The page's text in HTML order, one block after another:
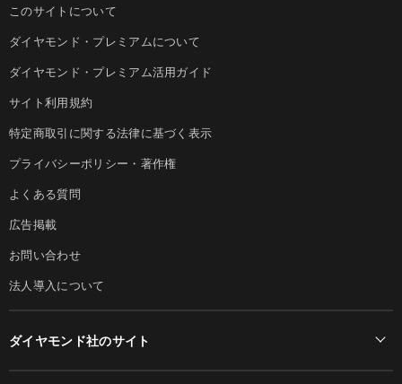
このサイトについて
ダイヤモンド・プレミアムについて
ダイヤモンド・プレミアム活用ガイド
サイト利用規約
特定商取引に関する法律に基づく表示
プライバシーポリシー・著作権
よくある質問
広告掲載
お問い合わせ
法人導入について
ダイヤモンド社のサイト